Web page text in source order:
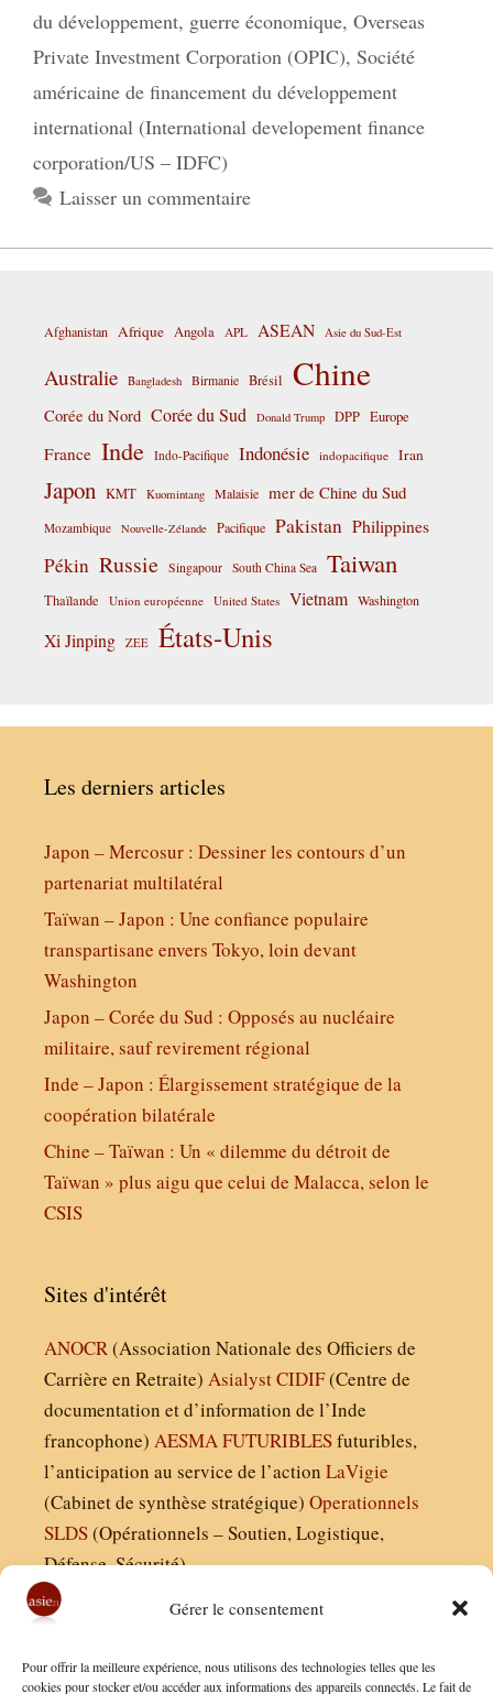
Gérer le consentement
Pour offrir la meilleure expérience, nous utilisons des technologies telles que les
cookies pour stocker et/ou accéder aux informations des appareils connectés. Le fait de
du développement, guerre économique, Overseas
Private Investment Corporation (OPIC), Société
américaine de financement du développement
international (International developement finance
corporation/US – IDFC)
Laisser un commentaire
Afghanistan Afrique Angola APL ASEAN Asie du Sud-Est
Australie Bangladesh Birmanie Brésil Chine
Corée du Nord Corée du Sud Donald Trump DPP Europe
France Inde Indo-Pacifique Indonésie indopacifique Iran
Japon KMT Kuomintang Malaisie mer de Chine du Sud
Mozambique Nouvelle-Zélande Pacifique Pakistan Philippines
Pékin Russie Singapour South China Sea Taiwan
Thaïlande Union européenne United States Vietnam Washington
Xi Jinping ZEE États-Unis
Les derniers articles
Japon – Mercosur : Dessiner les contours d’un
partenariat multilatéral
Taïwan – Japon : Une confiance populaire
transpartisane envers Tokyo, loin devant
Washington
Japon – Corée du Sud : Opposés au nucléaire
militaire, sauf revirement régional
Inde – Japon : Élargissement stratégique de la
coopération bilatérale
Chine – Taïwan : Un « dilemme du détroit de
Taïwan » plus aigu que celui de Malacca, selon le
CSIS
Sites d'intérêt
ANOCR(Association Nationale des Officiers de
Carrière en Retraite) AsialystCIDIF(Centre de
documentation et d’information de l’Inde
francophone) AESMAFUTURIBLESfuturibles,
l’anticipation au service de l’action LaVigie
(Cabinet de synthèse stratégique) Operationnels
SLDS(Opérationnels – Soutien, Logistique,
Défense, Sécurité)
Finaldées EURL